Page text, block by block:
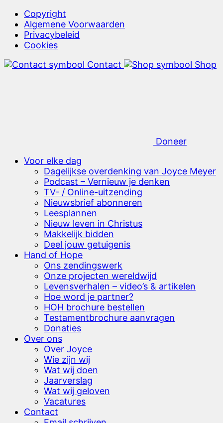
Copyright
Algemene Voorwaarden
Privacybeleid
Cookies
Contact
Shop
Doneer
Voor elke dag
Dagelijkse overdenking van Joyce Meyer
Podcast – Vernieuw je denken
TV- / Online-uitzending
Nieuwsbrief abonneren
Leesplannen
Nieuw leven in Christus
Makkelijk bidden
Deel jouw getuigenis
Hand of Hope
Ons zendingswerk
Onze projecten wereldwijd
Levensverhalen – video’s & artikelen
Hoe word je partner?
HOH brochure bestellen
Testamentbrochure aanvragen
Donaties
Over ons
Over Joyce
Wie zijn wij
Wat wij doen
Jaarverslag
Wat wij geloven
Vacatures
Contact